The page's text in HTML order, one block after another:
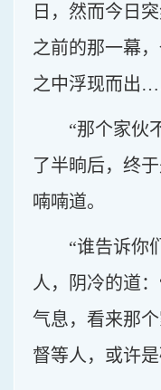
日，然而今日
之前的那一幕
之中浮现而出
“那个家伙
了半晌后，终
喃喃道。
“谁告诉你
人，阴冷的道
气息，看来那
督等人，或许